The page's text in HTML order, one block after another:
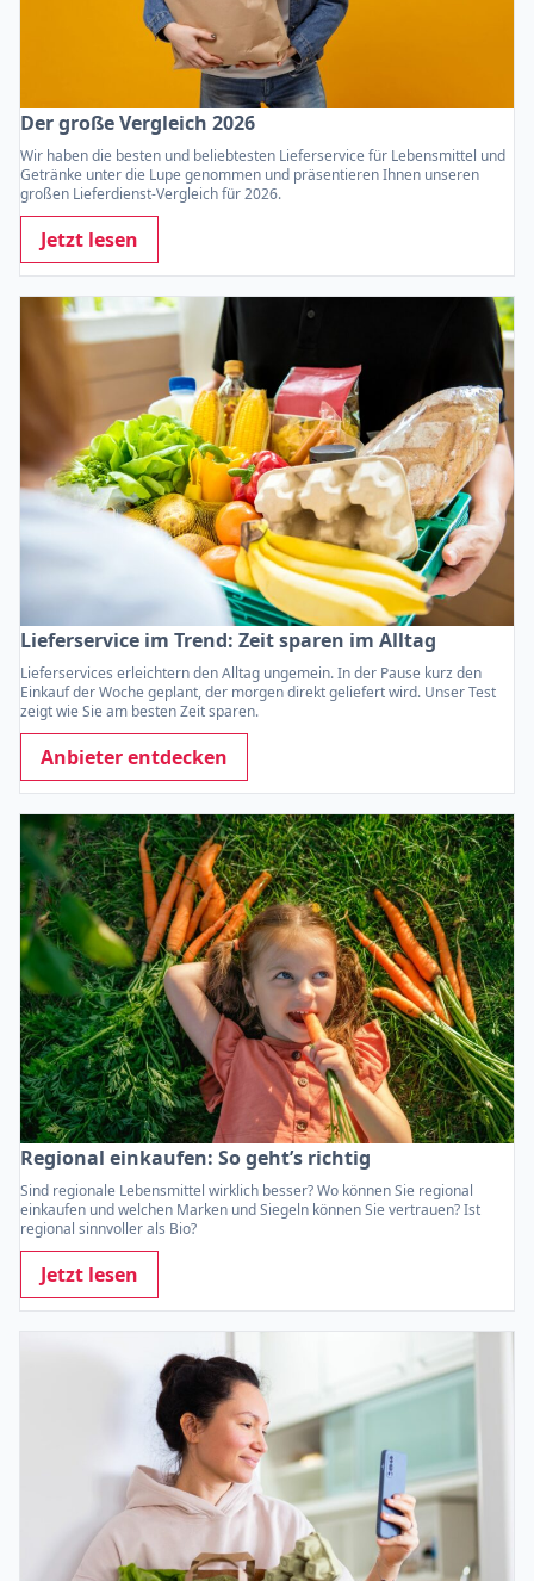
Der große Vergleich 2026
Wir haben die besten und beliebtesten Lieferservice für Lebensmittel und
Getränke unter die Lupe genommen und präsentieren Ihnen unseren
großen Lieferdienst-Vergleich für 2026.
Jetzt lesen
Lieferservice im Trend: Zeit sparen im Alltag
Lieferservices erleichtern den Alltag ungemein. In der Pause kurz den
Einkauf der Woche geplant, der morgen direkt geliefert wird. Unser Test
zeigt wie Sie am besten Zeit sparen.
Anbieter entdecken
Regional einkaufen: So geht’s richtig
Sind regionale Lebensmittel wirklich besser? Wo können Sie regional
einkaufen und welchen Marken und Siegeln können Sie vertrauen? Ist
regional sinnvoller als Bio?
Jetzt lesen